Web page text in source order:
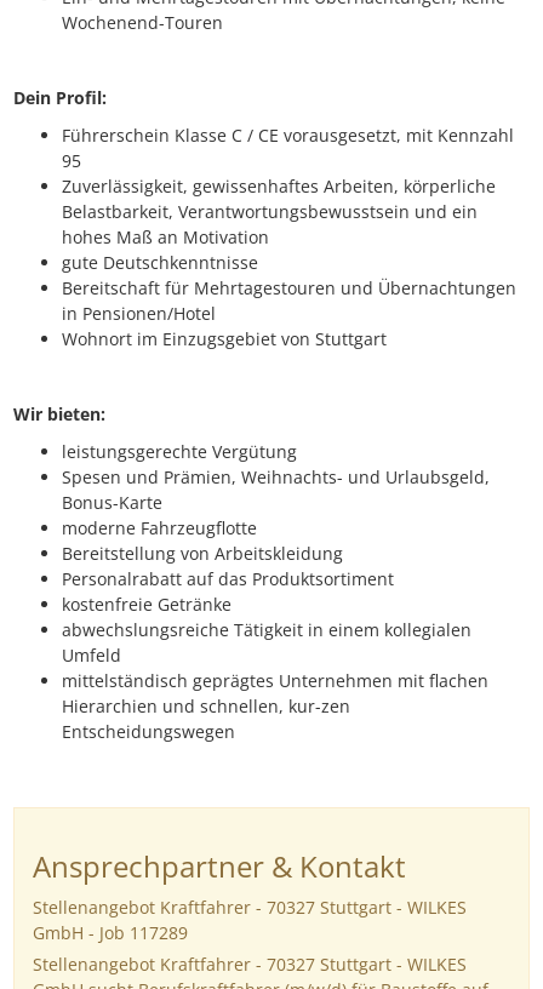
Wochenend-Touren
Dein Profil:
Führerschein Klasse C / CE vorausgesetzt, mit Kennzahl
95
Zuverlässigkeit, gewissenhaftes Arbeiten, körperliche
Belastbarkeit, Verantwortungsbewusstsein und ein
hohes Maß an Motivation
gute Deutschkenntnisse
Bereitschaft für Mehrtagestouren und Übernachtungen
in Pensionen/Hotel
Wohnort im Einzugsgebiet von Stuttgart
Wir bieten:
leistungsgerechte Vergütung
Spesen und Prämien, Weihnachts- und Urlaubsgeld,
Bonus-Karte
moderne Fahrzeugflotte
Bereitstellung von Arbeitskleidung
Personalrabatt auf das Produktsortiment
kostenfreie Getränke
abwechslungsreiche Tätigkeit in einem kollegialen
Umfeld
mittelständisch geprägtes Unternehmen mit flachen
Hierarchien und schnellen, kur-zen
Entscheidungswegen
Ansprechpartner & Kontakt
Stellenangebot Kraftfahrer - 70327 Stuttgart - WILKES
GmbH - Job 117289
Stellenangebot Kraftfahrer - 70327 Stuttgart - WILKES